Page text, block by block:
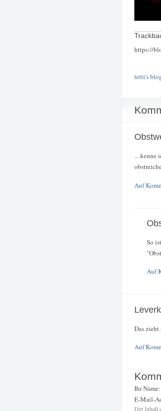
https://
tetti's
... kenne
Auf
So
Auf
Das zieht
Auf
Ihr Name:
E-Mail-
Der Inhalt